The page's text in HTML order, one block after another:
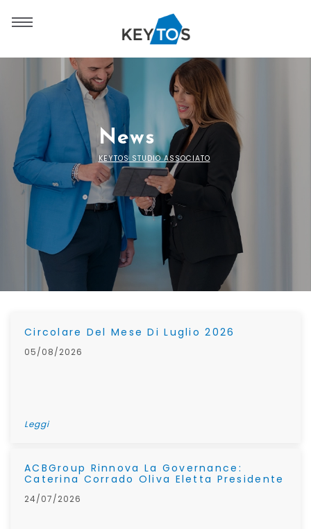
News
KEYTOS STUDIO ASSOCIATO
Circolare Del Mese Di Luglio 2026
05/08/2026
Leggi
ACBGroup Rinnova La Governance:
Caterina Corrado Oliva Eletta Presidente
24/07/2026